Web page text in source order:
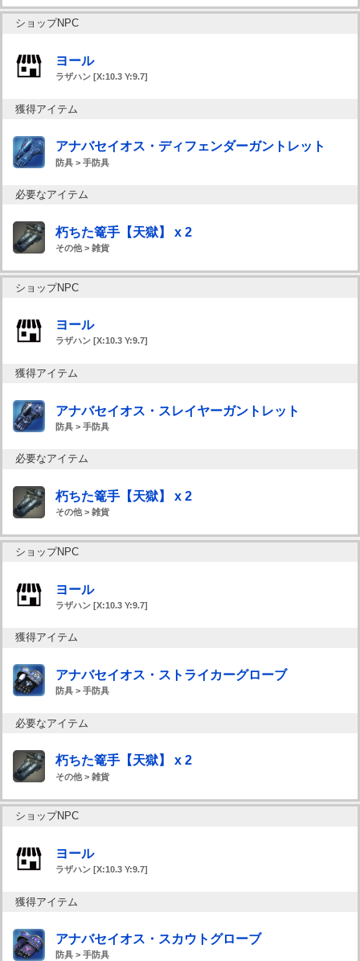
ショップNPC
ヨール
ラザハン [X:10.3 Y:9.7]
獲得アイテム
アナバセイオス・ディフェンダーガントレット
防具 > 手防具
必要なアイテム
朽ちた篭手【天獄】 x 2
その他 > 雑貨
ショップNPC
ヨール
ラザハン [X:10.3 Y:9.7]
獲得アイテム
アナバセイオス・スレイヤーガントレット
防具 > 手防具
必要なアイテム
朽ちた篭手【天獄】 x 2
その他 > 雑貨
ショップNPC
ヨール
ラザハン [X:10.3 Y:9.7]
獲得アイテム
アナバセイオス・ストライカーグローブ
防具 > 手防具
必要なアイテム
朽ちた篭手【天獄】 x 2
その他 > 雑貨
ショップNPC
ヨール
ラザハン [X:10.3 Y:9.7]
獲得アイテム
アナバセイオス・スカウトグローブ
防具 > 手防具